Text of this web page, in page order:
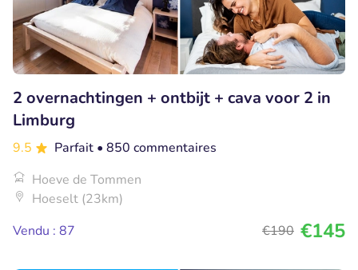
2 overnachtingen + ontbijt + cava voor 2 in
Limburg
9.5 Parfait • 850 commentaires
Hoeve de Tommen
Hoeselt (23km)
Vendu : 87
€190 €145